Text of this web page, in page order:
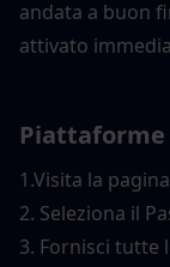
andata a buon
attivato
1.Visita la
2. Seleziona il
3. Fornisci tutte